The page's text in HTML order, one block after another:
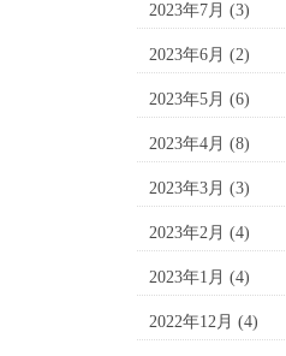
2023年7月 (3)
2023年6月 (2)
2023年5月 (6)
2023年4月 (8)
2023年3月 (3)
2023年2月 (4)
2023年1月 (4)
2022年12月 (4)